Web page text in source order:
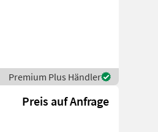
Premium Plus Händler
Preis auf Anfrage